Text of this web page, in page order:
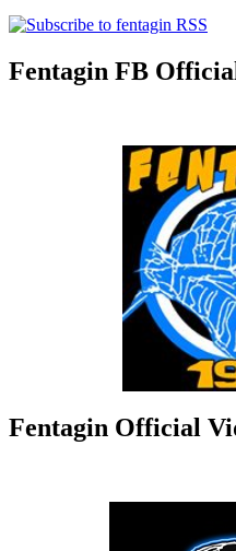
Fentagin FB
Fentagin Official